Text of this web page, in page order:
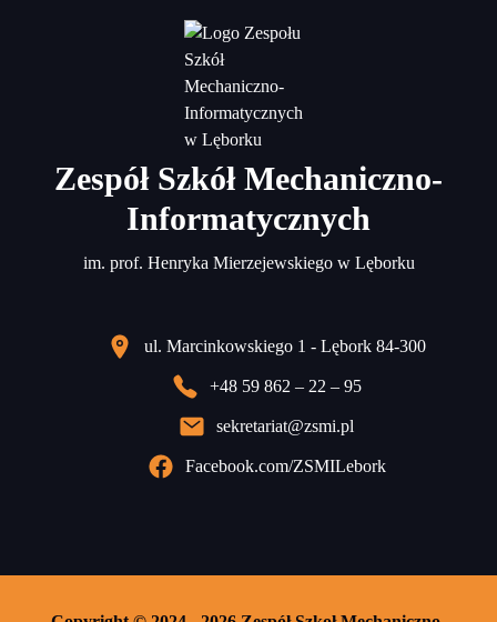
Zespół Szkół Mechaniczno-
Informatycznych
im. prof. Henryka Mierzejewskiego w Lęborku
ul. Marcinkowskiego 1 - Lębork 84-300
+48 59 862 – 22 – 95
sekretariat@zsmi.pl
Facebook.com/ZSMILebork